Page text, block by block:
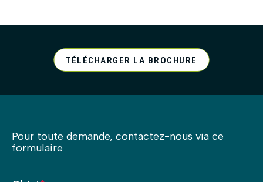
TÉLÉCHARGER LA BROCHURE
Pour toute demande, contactez-nous via ce
formulaire